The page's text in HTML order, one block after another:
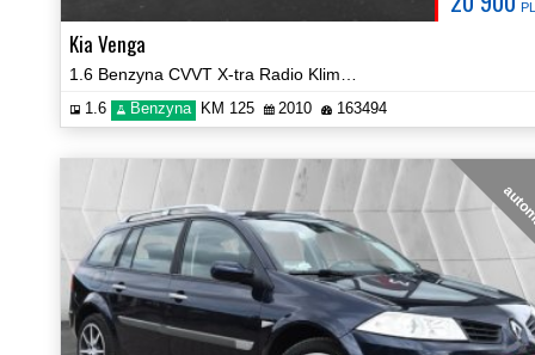
Kia Venga
1.6 Benzyna KM 125 2010 163494